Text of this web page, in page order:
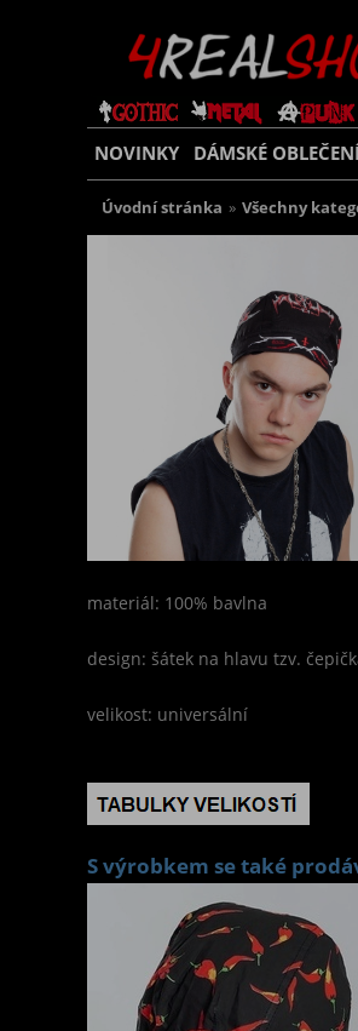
NOVINKY DÁMSKÉ OBLEČENÍ
Úvodní stránka » Všechny
materiál: 100% bavlna
design: šátek na hlavu tzv.
velikost: universální
S výrobkem se také